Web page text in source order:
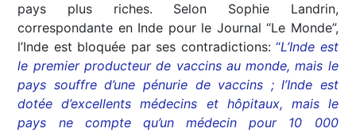
pays plus riches. Selon Sophie Landrin,
correspondante en Inde pour le Journal “Le Monde”,
l’Inde est bloquée par ses contradictions:“L’Inde est
le premier producteur de vaccins au monde, mais le
pays souffre d’une pénurie de vaccins ; l’Inde est
dotée d’excellents médecins et hôpitaux, mais le
pays ne compte qu’un médecin pour 10 000